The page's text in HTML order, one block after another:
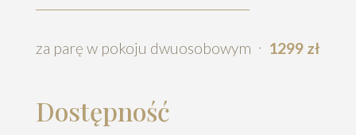
za parę w pokoju dwuosobowym 1299 zł
Dostępność